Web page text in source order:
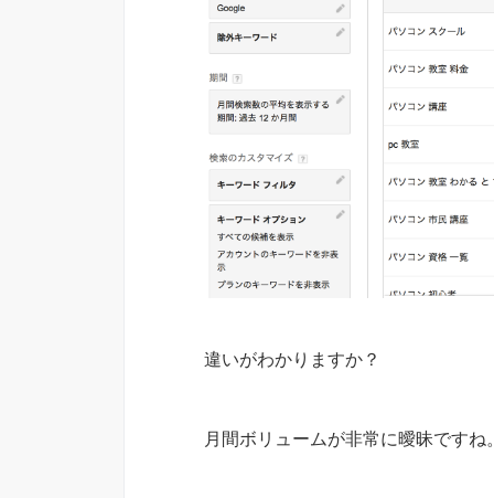
違いがわかりますか？
月間ボリュームが非常に曖昧ですね